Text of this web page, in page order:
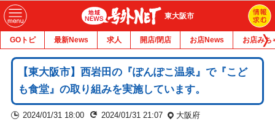
東大阪市
GOトピ 最新News 求人 開店/閉店 お店News お店みち
【東大阪市】西岩田の『ぽんぽこ温泉』で『こど
も食堂』の取り組みを実施しています。
2024/01/31 18:00 2024/01/31 21:07 大阪府